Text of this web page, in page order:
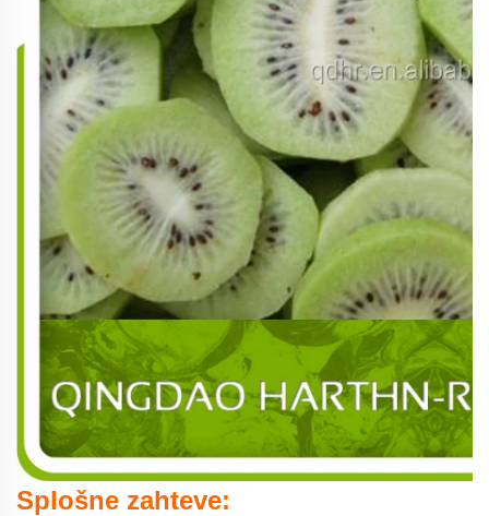
Splošne zahteve: